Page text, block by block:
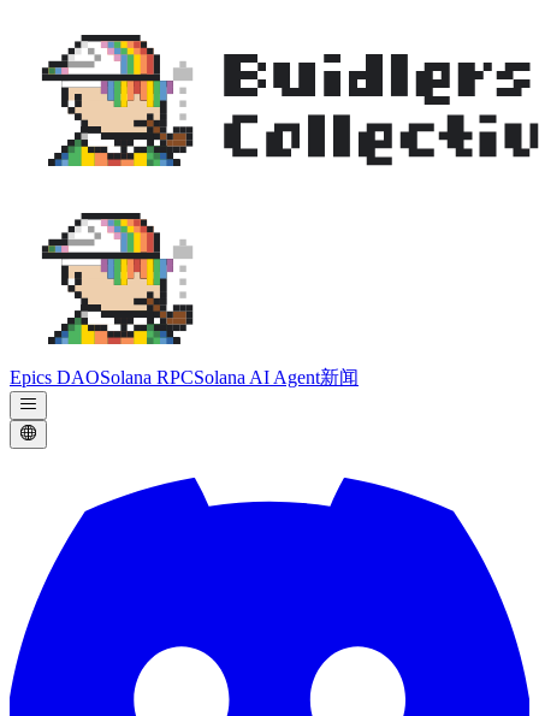
Epics DAOSolana RPCSolana AI Agent新闻